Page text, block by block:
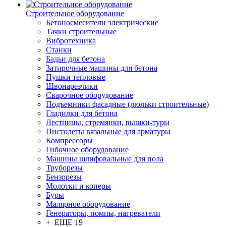
Строительное оборудование
Бетоносмесители электрические
Тачки строительные
Вибротехника
Станки
Бадьи для бетона
Затирочные машины для бетона
Пушки тепловые
Швонарезчики
Сварочное оборудование
Подъемники фасадные (люльки строительные)
Гладилки для бетона
Лестницы, стремянки, вышки-туры
Пистолеты вязальные для арматуры
Компрессоры
Гибочное оборудование
Машины шлифовальные для пола
Труборезы
Бензорезы
Молотки и коперы
Буры
Малярное оборудование
Генераторы, помпы, нагреватели
+ ЕЩЕ 19